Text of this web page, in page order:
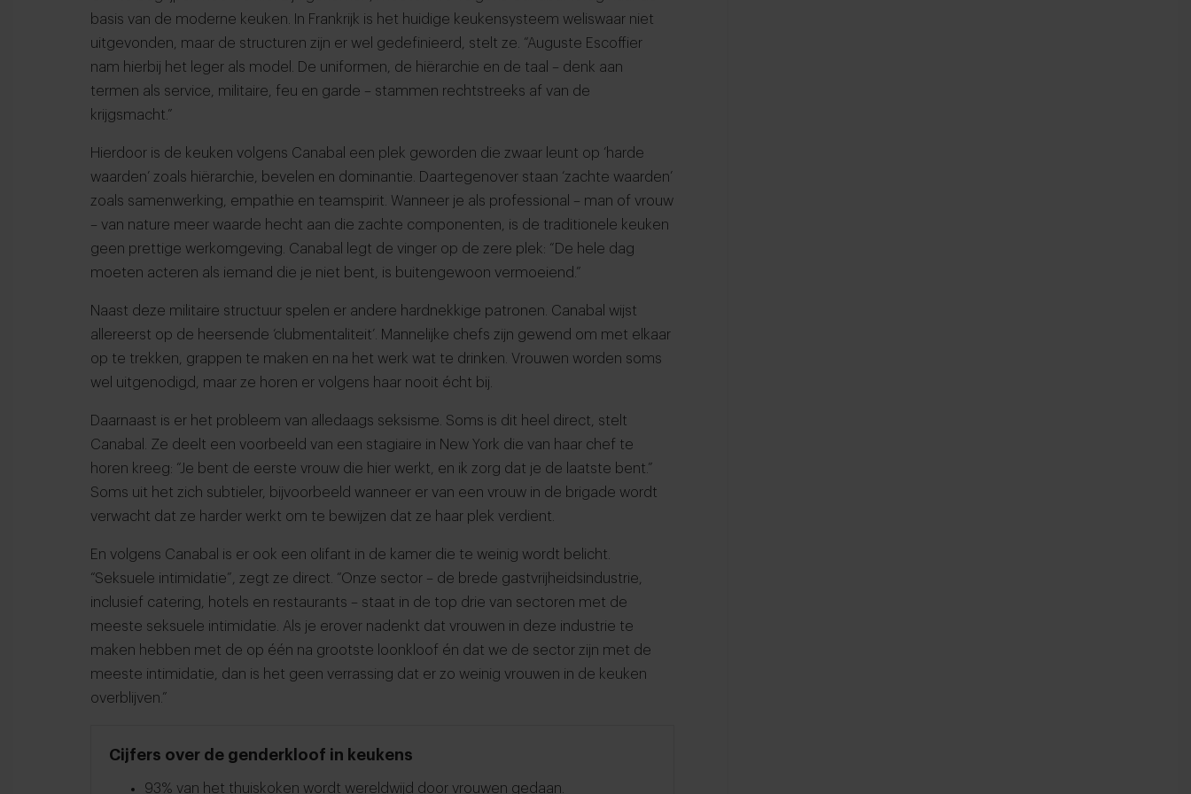
basis van de moderne keuken. In Frankrijk is het huidige keukensysteem weliswaar niet
uitgevonden, maar de structuren zijn er wel gedefinieerd, stelt ze. “Auguste Escoffier
nam hierbij het leger als model. De uniformen, de hiërarchie en de taal – denk aan
termen als service, militaire, feu en garde – stammen rechtstreeks af van de
krijgsmacht.”
Hierdoor is de keuken volgens Canabal een plek geworden die zwaar leunt op ‘harde
waarden’ zoals hiërarchie, bevelen en dominantie. Daartegenover staan ‘zachte waarden’
zoals samenwerking, empathie en teamspirit. Wanneer je als professional – man of vrouw
– van nature meer waarde hecht aan die zachte componenten, is de traditionele keuken
geen prettige werkomgeving. Canabal legt de vinger op de zere plek: “De hele dag
moeten acteren als iemand die je niet bent, is buitengewoon vermoeiend.”
Naast deze militaire structuur spelen er andere hardnekkige patronen. Canabal wijst
allereerst op de heersende ‘clubmentaliteit’. Mannelijke chefs zijn gewend om met elkaar
op te trekken, grappen te maken en na het werk wat te drinken. Vrouwen worden soms
wel uitgenodigd, maar ze horen er volgens haar nooit écht bij.
Daarnaast is er het probleem van alledaags seksisme. Soms is dit heel direct, stelt
Canabal. Ze deelt een voorbeeld van een stagiaire in New York die van haar chef te
horen kreeg: “Je bent de eerste vrouw die hier werkt, en ik zorg dat je de laatste bent.”
Soms uit het zich subtieler, bijvoorbeeld wanneer er van een vrouw in de brigade wordt
verwacht dat ze harder werkt om te bewijzen dat ze haar plek verdient.
En volgens Canabal is er ook een olifant in de kamer die te weinig wordt belicht.
“Seksuele intimidatie”, zegt ze direct. “Onze sector – de brede gastvrijheidsindustrie,
inclusief catering, hotels en restaurants – staat in de top drie van sectoren met de
meeste seksuele intimidatie. Als je erover nadenkt dat vrouwen in deze industrie te
maken hebben met de op één na grootste loonkloof én dat we de sector zijn met de
meeste intimidatie, dan is het geen verrassing dat er zo weinig vrouwen in de keuken
overblijven.”
Cijfers over de genderkloof in keukens
93% van het thuiskoken wordt wereldwijd door vrouwen gedaan.